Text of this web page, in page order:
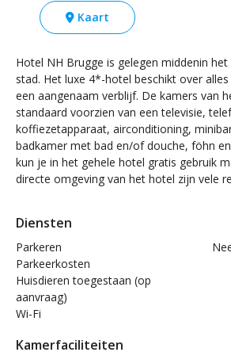
Kaart
Hotel NH Brugge is gelegen middenin
stad. Het luxe 4*-hotel beschikt over
een aangenaam verblijf. De kamers van
standaard voorzien van een televisie,
koffiezetapparaat, airconditioning,
badkamer met bad en/of douche, föhn
kun je in het gehele hotel gratis gebruik
directe omgeving van het hotel zijn vele
Diensten
Parkeren
Parkeerkosten
Huisdieren toegestaan (op
aanvraag)
Wi-Fi
Kamerfaciliteiten